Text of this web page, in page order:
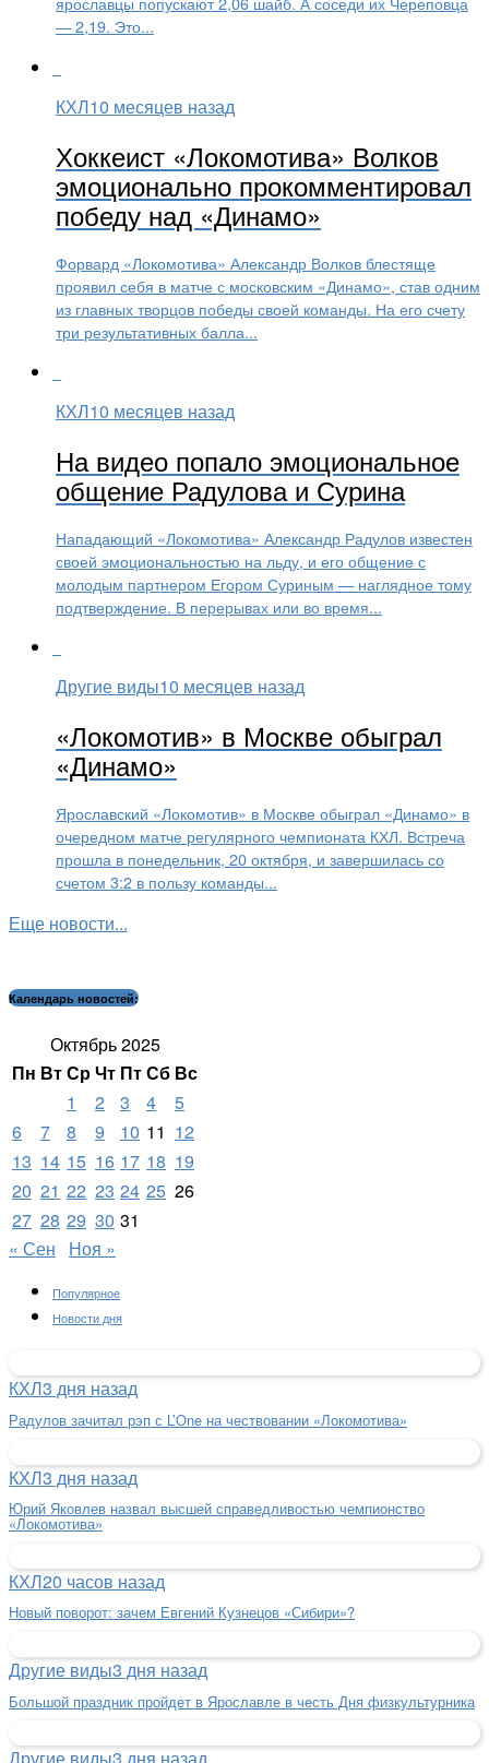
— 2,19. Это...
КХЛ10 месяцев назад
Хоккеист «Локомотива» Волков
эмоционально прокомментировал
победу над «Динамо»
Форвард «Локомотива» Александр Волков блестяще
проявил себя в матче с московским «Динамо», став одним
из главных творцов победы своей команды. На его счету
три результативных балла...
КХЛ10 месяцев назад
На видео попало эмоциональное
общение Радулова и Сурина
Нападающий «Локомотива» Александр Радулов известен
своей эмоциональностью на льду, и его общение с
молодым партнером Егором Суриным — наглядное тому
подтверждение. В перерывах или во время...
Другие виды10 месяцев назад
«Локомотив» в Москве обыграл
«Динамо»
Ярославский «Локомотив» в Москве обыграл «Динамо» в
очередном матче регулярного чемпионата КХЛ. Встреча
прошла в понедельник, 20 октября, и завершилась со
счетом 3:2 в пользу команды...
Еще новости...
Календарь новостей:
Октябрь 2025
Пн ВтСрЧт ПтСб Вс
1
2 3 4
5
6
7 8 9 10 11 12
13 14 15 16 17 18 19
20 21 22 23 24 25 26
27 28 29 30 31
« Сен
Ноя »
Популярное
Новости дня
КХЛ3 дня назад
Радулов зачитал рэп с L’One на чествовании «Локомотива»
КХЛ3 дня назад
Юрий Яковлев назвал высшей справедливостью чемпионство
«Локомотива»
КХЛ20 часов назад
Новый поворот: зачем Евгений Кузнецов «Сибири»?
Другие виды3 дня назад
Большой праздник пройдет в Ярославле в честь Дня физкультурника